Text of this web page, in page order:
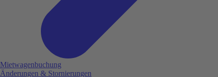
Mietwagenbuchung
Änderungen & Stornierungen